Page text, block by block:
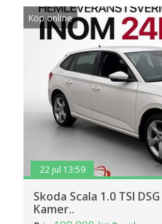
Köp online
22 jul 13:59
Skoda Scala 1.0 TSI
Kamer..